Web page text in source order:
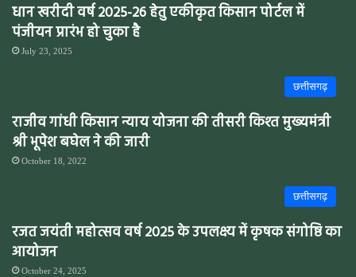
धान खरीदी वर्ष 2025-26 हेतु एकीकृत किसान पोर्टल में
पंजीयन प्रारंभ हो चुका है
July 23, 2025
छत्तीसगढ़
राजीव गांधी किसान न्याय योजना की तीसरी किश्त मुख्यमंत्री
श्री भूपेश बघेल ने की जारी
October 18, 2022
छत्तीसगढ़
रजत जयंती महोत्सव वर्ष 2025 के उपलक्ष्य में कृषक संगोष्ठि का
आयोजन
October 24, 2025